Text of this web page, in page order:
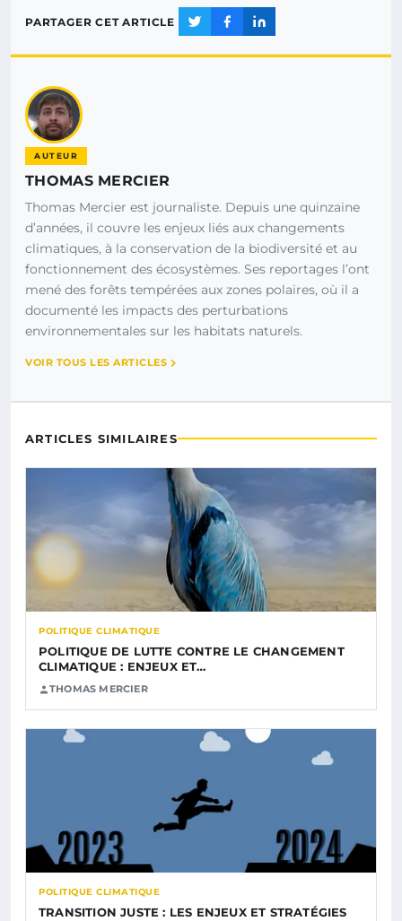
PARTAGER CET ARTICLE
AUTEUR
THOMAS MERCIER
Thomas Mercier est journaliste. Depuis une quinzaine
d’années, il couvre les enjeux liés aux changements
climatiques, à la conservation de la biodiversité et au
fonctionnement des écosystèmes. Ses reportages l’ont
mené des forêts tempérées aux zones polaires, où il a
documenté les impacts des perturbations
environnementales sur les habitats naturels.
VOIR TOUS LES ARTICLES
ARTICLES SIMILAIRES
POLITIQUE CLIMATIQUE
POLITIQUE DE LUTTE CONTRE LE CHANGEMENT
CLIMATIQUE : ENJEUX ET…
THOMAS MERCIER
POLITIQUE CLIMATIQUE
TRANSITION JUSTE : LES ENJEUX ET STRATÉGIES